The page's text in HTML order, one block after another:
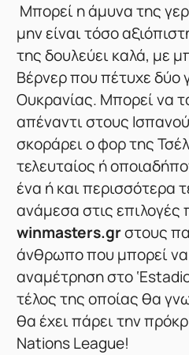
Μπορεί η άμυνα της
μην είναι τόσο
της δουλεύει καλά, με
Βέρνερ που πέτυχε δύο
Ουκρανίας. Μπορεί να
απέναντι στους
σκοράρει ο φορ της
τελευταίος ή
ένα ή και περισσότερα
ανάμεσα στις
winmasters.grστους
άνθρωπο που μπορεί να
αναμέτρηση στο
τέλος της οποίας θα
θα έχει πάρει την
Nations League!